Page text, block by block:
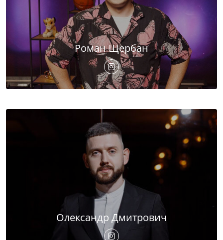
Роман Щербан
Олександр Дмитрович